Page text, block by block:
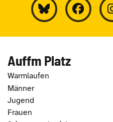
Auffm Platz
Warmlaufen
Männer
Jugend
Frauen